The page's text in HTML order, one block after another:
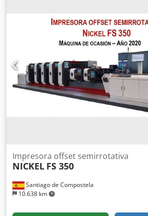
Santiago de Compostela
10.638 km
Impresora offset semirrotativa
NICKEL FS 350